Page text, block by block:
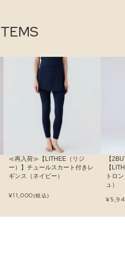
≪再入荷≫【LITHEE（リジ
ー）】チュールスカート付きレ
ギンス（ネイビー）
¥11,000(税込)
【
【
トロ
ュ）
¥